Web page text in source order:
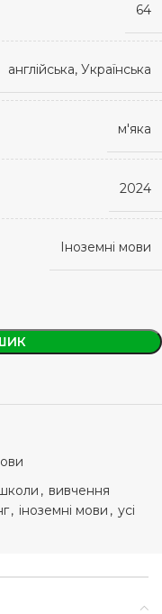
64
англійська, Українська
м'яка
2024
Іноземні мови
, вивчення
, іноземні мови , усі